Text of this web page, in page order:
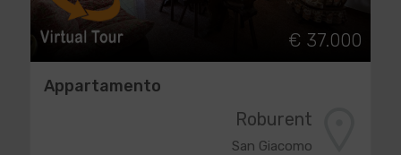
€ 37.000
Appartamento
Roburent
San Giacomo